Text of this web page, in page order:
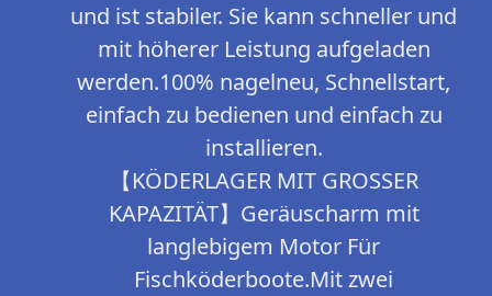
und ist stabiler. Sie kann schneller und
mit höherer Leistung aufgeladen
werden.100% nagelneu, Schnellstart,
einfach zu bedienen und einfach zu
installieren.
【KÖDERLAGER MIT GROSSER
KAPAZITÄT】Geräuscharm mit
langlebigem Motor Für
Fischköderboote.Mit zwei